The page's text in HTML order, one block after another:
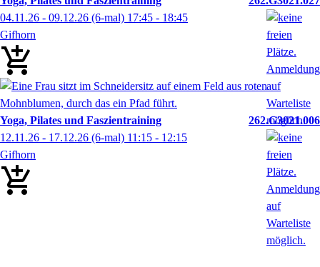
04.11.26 - 09.12.26 (6-mal) 17:45 - 18:45
Gifhorn
Yoga, Pilates und Faszientraining
262.G3021.006
12.11.26 - 17.12.26 (6-mal) 11:15 - 12:15
Gifhorn